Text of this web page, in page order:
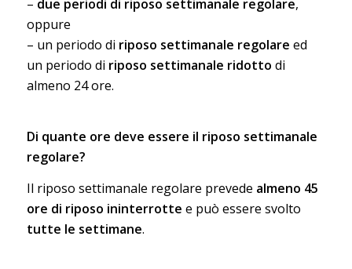
– due periodi di riposo settimanale regolare,
oppure
– un periodo di riposo settimanale regolare ed
un periodo di riposo settimanale ridotto di
almeno 24 ore.
Di quante ore deve essere il riposo settimanale
regolare?
Il riposo settimanale regolare prevede almeno 45
ore di riposo ininterrotte e può essere svolto
tutte le settimane.